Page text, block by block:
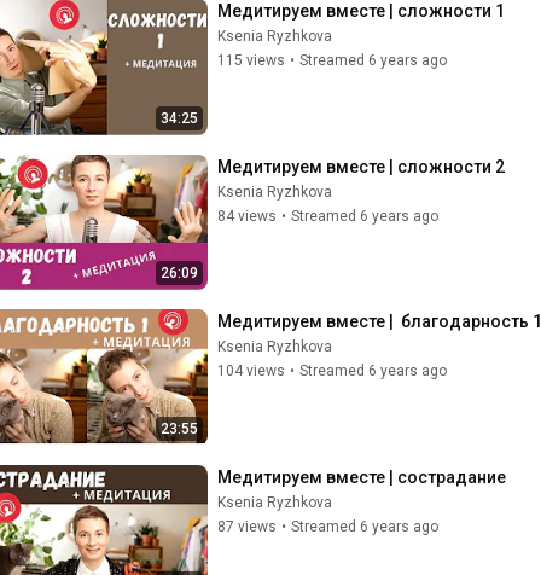
34:25
Медитируем вместе | сложности 1
Ksenia Ryzhkova
115 views • Streamed 6 years ago
26:09
Медитируем вместе | сложности 2
Ksenia Ryzhkova
84 views • Streamed 6 years ago
23:55
Медитируем вместе |  благодарность 1
Ksenia Ryzhkova
104 views • Streamed 6 years ago
Медитируем вместе | сострадание
Ksenia Ryzhkova
87 views • Streamed 6 years ago